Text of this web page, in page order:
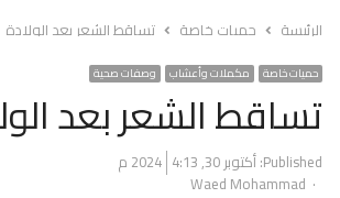
الرئيسة حميات خاصة تساقط الشعر بعد الولادة
حميات خاصة مكملات وأعشاب وصفات صحية
تساقط الشعر بعد
Published: أكتوبر 30, 2024 4:13 م
Author
Waed Mohammad